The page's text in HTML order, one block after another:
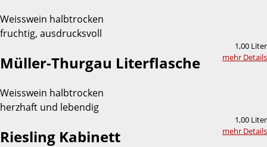
Weisswein halbtrocken
fruchtig, ausdrucksvoll
1,00 Liter
mehr Details
Müller-Thurgau Literflasche
Weisswein halbtrocken
herzhaft und lebendig
1,00 Liter
mehr Details
Riesling Kabinett